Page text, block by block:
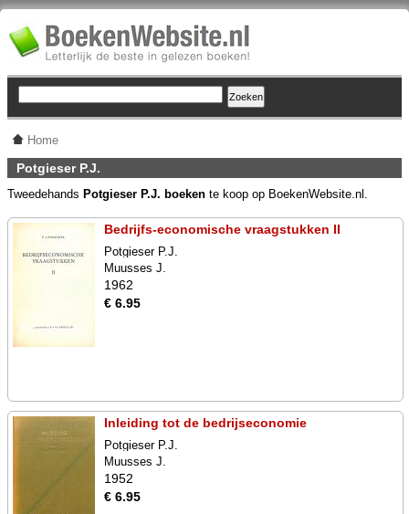
Home
Potgieser P.J.
Tweedehands Potgieser P.J. boeken te koop op BoekenWebsite.nl.
Bedrijfs-economische vraagstukken II
Potgieser P.J.
Muusses J.
1962
€ 6.95
Inleiding tot de bedrijseconomie
Potgieser P.J.
Muusses J.
1952
€ 6.95